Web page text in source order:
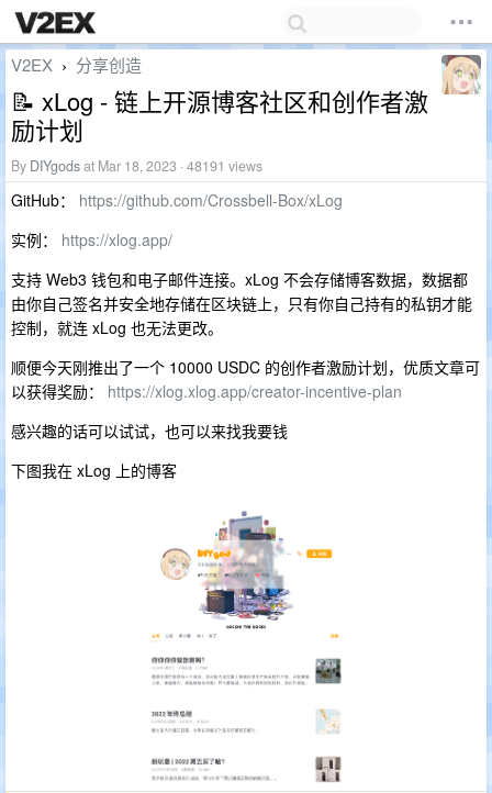
V2EX › 分享创造
📝 xLog - 链上开源博客社区和创作者激
励计划
By DIYgodsat Mar 18, 2023 · 48191 views
GitHub： https://github.com/Crossbell-Box/xLog
实例： https://xlog.app/
支持 Web3 钱包和电子邮件连接。xLog 不会存储博客数据，数据都
由你自己签名并安全地存储在区块链上，只有你自己持有的私钥才能
控制，就连 xLog 也无法更改。
顺便今天刚推出了一个 10000 USDC 的创作者激励计划，优质文章可
以获得奖励： https://xlog.xlog.app/creator-incentive-plan
感兴趣的话可以试试，也可以来找我要钱
下图我在 xLog 上的博客